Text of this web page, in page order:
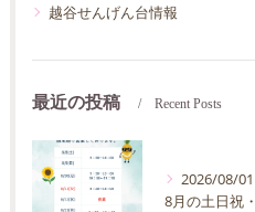
越谷せんげん台情報
最近の投稿 Recent Posts
2026/08/01